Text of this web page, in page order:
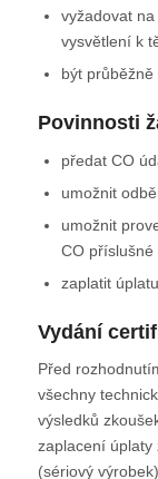
vyžadovat
vysvětlení k
být
Povinnosti
předat CO
umožnit
umožnit
CO
zaplatit
Vydání
Před
všechny
výsledků
zaplacení úplaty
(sériový